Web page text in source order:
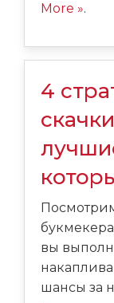
More ».
4
вы
шансы за